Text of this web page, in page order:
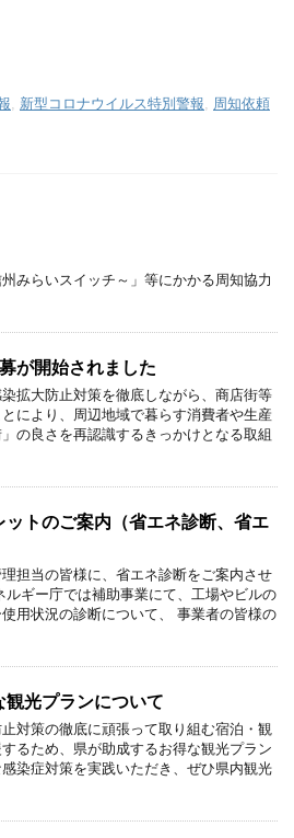
新型コロナウイルス特別警報 周知依頼
みらいスイッチ～」等にかかる周知協力
が開始されました
拡大防止対策を徹底しながら、商店街等
により、周辺地域で暮らす消費者や生産
の良さを再認識するきっかけとなる取組
トのご案内（省エネ診断、省エ
担当の皆様に、省エネ診断をご案内させ
ギー庁では補助事業にて、工場やビルの
用状況の診断について、 事業者の皆様の
光プランについて
対策の徹底に頑張って取り組む宿泊・観
るため、県が助成するお得な観光プラン
染症対策を実践いただき、ぜひ県内観光